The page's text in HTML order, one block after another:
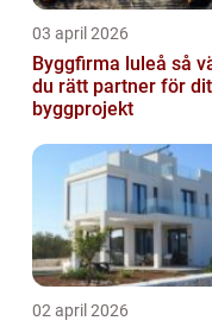
03 april 2026
Byggfirma luleå så väljer
du rätt partner för
byggprojekt
02 april 2026